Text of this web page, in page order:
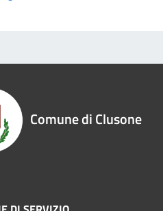
Comune di Clusone